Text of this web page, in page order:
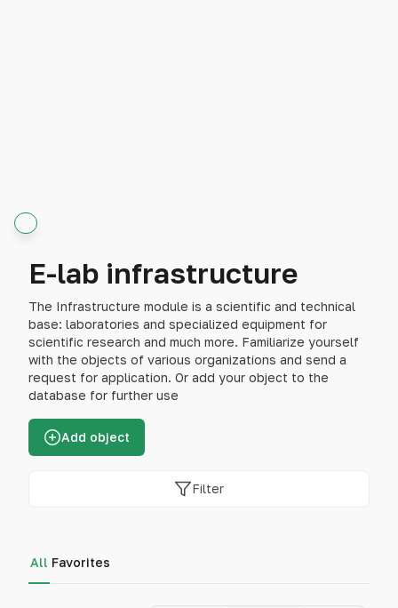
E-lab infrastructure
The Infrastructure module is a scientific and technical
base: laboratories and specialized equipment for
scientific research and much more. Familiarize yourself
with the objects of various organizations and send a
request for application. Or add your object to the
database for further use
Add object
Filter
All Favorites